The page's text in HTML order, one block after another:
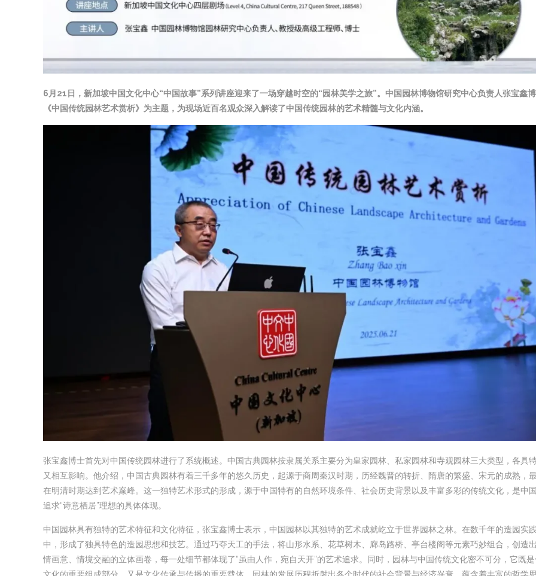
6月21日，新加坡中国文化中心“中国故事”系列讲座迎来了一场穿越时空的“园林美学之旅”。中国园林博物馆研究中心负责人张宝鑫
《中国传统园林艺术赏析》为主题，为现场近百名观众深入解读了中国传统园林的艺术精髓与文化内涵。
张宝鑫博士首先对中国传统园林进行了系统概述。中国古典园林按隶属关系主要分为皇家园林、私家园林和寺观园林三大类型，各具
又相互影响。他介绍，中国古典园林有着三千多年的悠久历史，起源于商周秦汉时期，历经魏晋的转折、隋唐的繁盛、宋元的成熟，
在明清时期达到艺术巅峰。这一独特艺术形式的形成，源于中国特有的自然环境条件、社会历史背景以及丰富多彩的传统文化，是中
追求“诗意栖居”理想的具体体现。
中国园林具有独特的艺术特征和文化特征，张宝鑫博士表示，中国园林以其独特的艺术成就屹立于世界园林之林。在数千年的造园实
中，形成了独具特色的造园思想和技艺。通过巧夺天工的手法，将山形水系、花草树木、廊岛路桥、亭台楼阁等元素巧妙组合，创造
情画意、情境交融的立体画卷，每一处细节都体现了“虽由人作，宛自天开”的艺术追求。同时，园林与中国传统文化密不可分，它既